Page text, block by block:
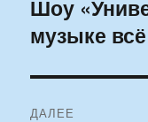
записям
Предыдущая
запись:
Шоу
музыке
ДАЛЕЕ